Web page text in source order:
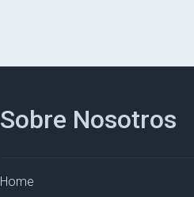
Sobre Nosotros
Home